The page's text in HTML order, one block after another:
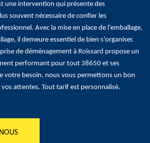
une intervention qui présente des
souvent nécessaire de confier les
Avec la mise en place de l’emballage,
il demeure essentiel de bien s’organiser.
de déménagement à Roissard propose un
performant pour tout 38650 et ses
votre besoin, nous vous permettons un bon
attentes. Tout tarif est personnalisé.